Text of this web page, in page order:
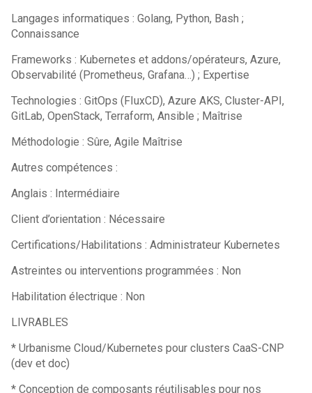
Langages informatiques : Golang, Python, Bash ;
Connaissance
Frameworks : Kubernetes et addons/opérateurs, Azure,
Observabilité (Prometheus, Grafana…) ; Expertise
Technologies : GitOps (FIuxCD), Azure AKS, Cluster-API,
GitLab, OpenStack, Terraform, Ansible ; Maîtrise
Méthodologie : Sûre, Agile Maîtrise
Autres compétences :
Anglais : Intermédiaire
Client d’orientation : Nécessaire
Certifications/Habilitations : Administrateur Kubernetes
Astreintes ou interventions programmées : Non
Habilitation électrique : Non
LIVRABLES
* Urbanisme Cloud/Kubernetes pour clusters CaaS-CNP
(dev et doc)
* Conception de composants réutilisables pour nos